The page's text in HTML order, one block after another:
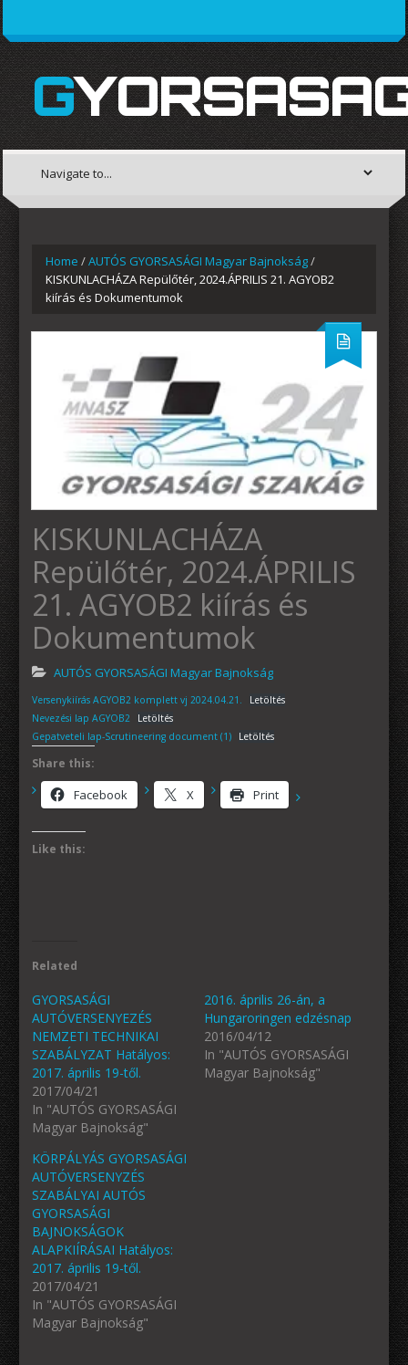
Home /AUTÓS GYORSASÁGI Magyar Bajnokság/
KISKUNLACHÁZA Repülőtér, 2024.ÁPRILIS 21. AGYOB2
kiírás és Dokumentumok
KISKUNLACHÁZA
Repülőtér, 2024.ÁPRILIS
21. AGYOB2 kiírás és
Dokumentumok
AUTÓS GYORSASÁGI Magyar Bajnokság
Versenykiírás AGYOB2 komplett vj 2024.04.21.
Letöltés
Nevezési lap AGYOB2
Letöltés
Gepatveteli lap-Scrutineering document (1)
Letöltés
Share this:
Facebook X Print
Like this:
Related
GYORSASÁGI
AUTÓVERSENYEZÉS
NEMZETI TECHNIKAI
SZABÁLYZAT Hatályos:
2017. április 19-től.
2017/04/21
In "AUTÓS GYORSASÁGI
Magyar Bajnokság"
2016. április 26-án, a
Hungaroringen edzésnap
2016/04/12
In "AUTÓS GYORSASÁGI
Magyar Bajnokság"
KÖRPÁLYÁS GYORSASÁGI
AUTÓVERSENYZÉS
SZABÁLYAI AUTÓS
GYORSASÁGI
BAJNOKSÁGOK
ALAPKIÍRÁSAI Hatályos:
2017. április 19-től.
2017/04/21
In "AUTÓS GYORSASÁGI
Magyar Bajnokság"